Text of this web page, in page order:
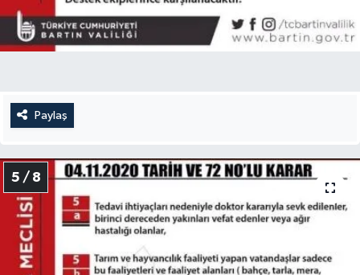
Paylaş
5 / 8